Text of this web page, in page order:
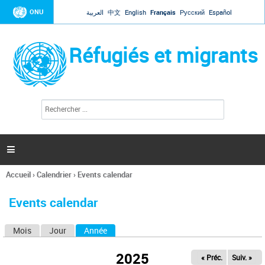
Jump to navigation
ONU العربية 中文 English Français Русский Español
Réfugiés et migrants
l
c
h
e

Vous
ici
Accueil›Calendrier› Events calendar
Events calendar
Mois Jour Année
2025 « Préc. Suiv. »